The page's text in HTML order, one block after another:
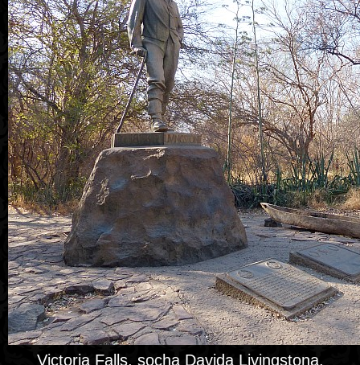
Victoria Falls, socha Davida Livingstona.